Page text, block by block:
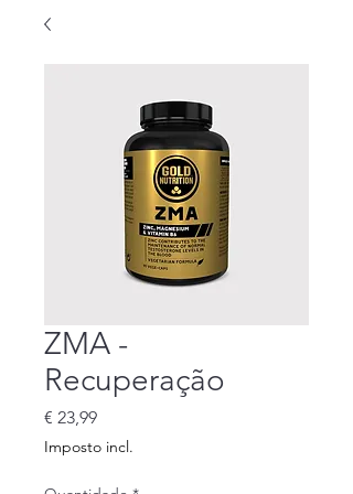
ZMA -
Recuperação
€ 23,99Preço
Imposto incl.